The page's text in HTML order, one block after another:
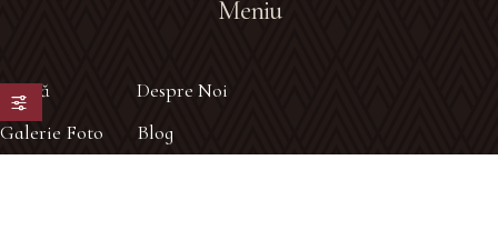
Meniu
Acasă
Despre Noi
Galerie Foto
Blog